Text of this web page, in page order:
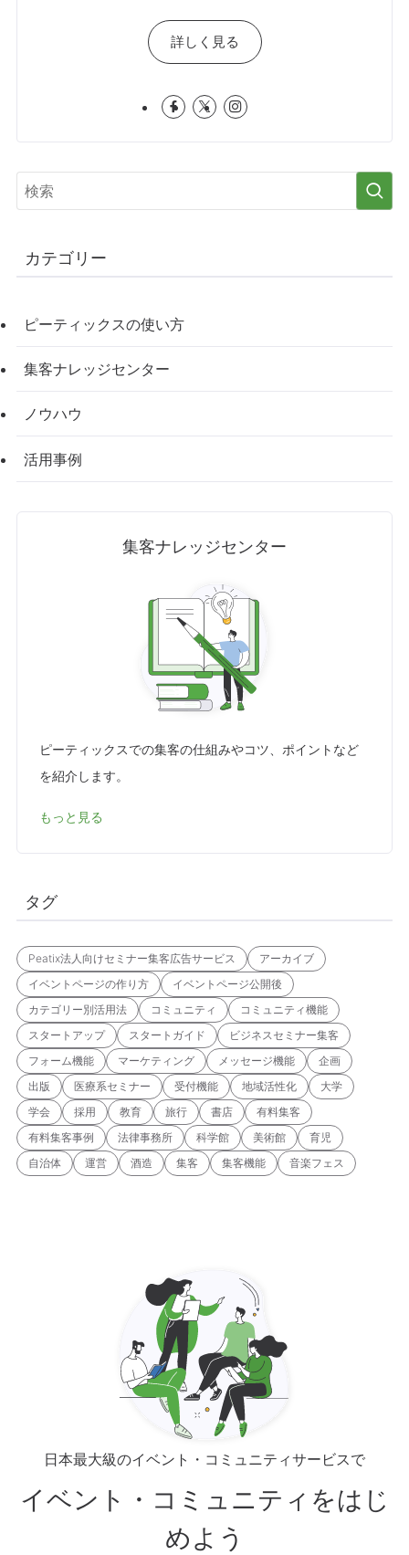
詳しく見る
カテゴリー
ピーティックスの使い方
集客ナレッジセンター
ノウハウ
活用事例
集客ナレッジセンター
ピーティックスでの集客の仕組みやコツ、ポイントなど
を紹介します。
もっと見る
タグ
Peatix法人向けセミナー集客広告サービス
アーカイブ
イベントページの作り方
イベントページ公開後
カテゴリー別活用法
コミュニティ
コミュニティ機能
スタートアップ
スタートガイド
ビジネスセミナー集客
フォーム機能
マーケティング メッセージ機能
企画
出版
医療系セミナー 受付機能 地域活性化
大学
学会
採用 教育 旅行 書店
有料集客
有料集客事例
法律事務所 科学館 美術館
育児
自治体
運営 酒造 集客 集客機能 音楽フェス
日本最大級のイベント・コミュニティサービスで
イベント・コミュニティをはじ
めよう